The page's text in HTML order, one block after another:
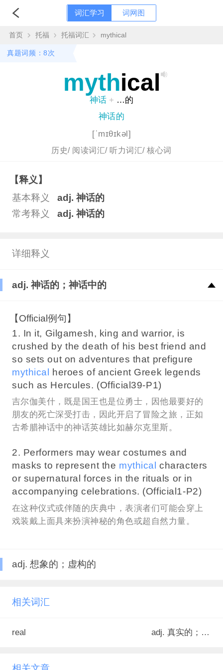
词汇学习 词网图
首页 托福 托福词汇 mythical
真题词频：8次
mythical
神话 + …的
神话的
[ˈmɪθɪkəl]
历史/ 阅读词汇/ 听力词汇/ 核心词
【释义】
基本释义
adj. 神话的
常考释义
adj. 神话的
详细释义
adj. 神话的；神话中的
【Official例句】
1. In it, Gilgamesh, king and warrior, is
crushed by the death of his best friend and
so sets out on adventures that prefigure
mythical heroes of ancient Greek legends
such as Hercules. (Official39-P1)
吉尔伽美什，既是国王也是位勇士，因他最要好的
朋友的死亡深受打击，因此开启了冒险之旅，正如
古希腊神话中的神话英雄比如赫尔克里斯。
2. Performers may wear costumes and
masks to represent the mythical characters
or supernatural forces in the rituals or in
accompanying celebrations. (Official1-P2)
在这种仪式或伴随的庆典中，表演者们可能会穿上
戏装戴上面具来扮演神秘的角色或超自然力量。
adj. 想象的；虚构的
相关词汇
real adj. 真实的；实际存在的；非虚构的